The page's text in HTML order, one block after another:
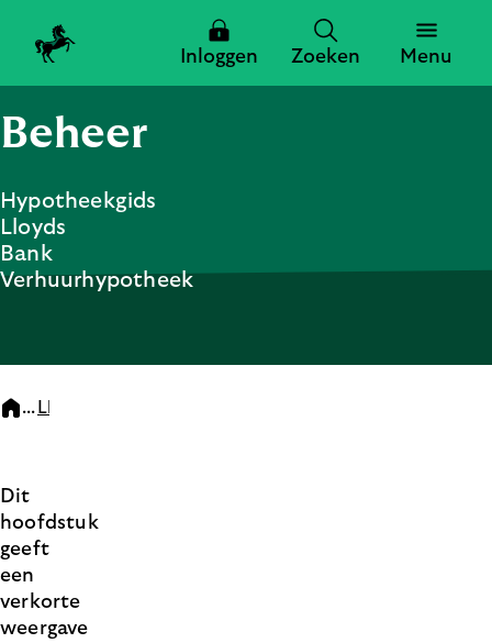
Inloggen Zoeken Menu
Zoeken
Beheer
Hypotheekgids
Lloyds
Bank
Verhuurhypotheek
... Lloyds Bank Hypotheekgids
3. Beheer
Dit
hoofdstuk
geeft
een
verkorte
weergave